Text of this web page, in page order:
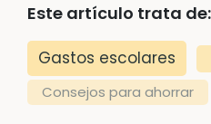
Este artículo trata de:
Gastos escolares
Consejos para ahorrar